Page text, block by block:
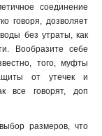
соединение
говоря, дозволяет
без утраты, как
Вообразите себе
того, муфты
от утечек и
все говорят, доп
размеров, что